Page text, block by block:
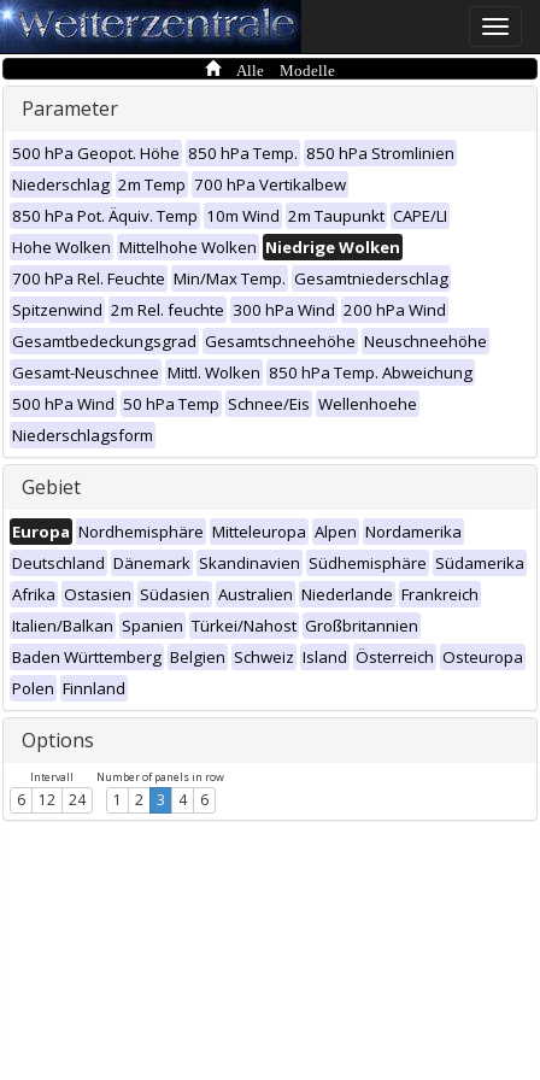
Toggle
Alle Modelle
Parameter
500 hPa Geopot. Höhe 850 hPa Temp. 850 hPa Stromlinien
Niederschlag 2m Temp 700 hPa Vertikalbew
850 hPa Pot. Äquiv. Temp 10m Wind 2m Taupunkt CAPE/LI
Hohe Wolken Mittelhohe Wolken Niedrige Wolken
700 hPa Rel. Feuchte Min/Max Temp. Gesamtniederschlag
Spitzenwind 2m Rel. feuchte 300 hPa Wind 200 hPa Wind
Gesamtbedeckungsgrad Gesamtschneehöhe Neuschneehöhe
Gesamt-Neuschnee Mittl. Wolken 850 hPa Temp. Abweichung
500 hPa Wind 50 hPa Temp Schnee/Eis Wellenhoehe
Niederschlagsform
Gebiet
Europa Nordhemisphäre Mitteleuropa Alpen Nordamerika
Deutschland Dänemark Skandinavien Südhemisphäre Südamerika
Afrika Ostasien Südasien Australien Niederlande Frankreich
Italien/Balkan Spanien Türkei/Nahost Großbritannien
Baden Württemberg Belgien Schweiz Island Österreich Osteuropa
Polen Finnland
Options
Intervall
6 12 24
Number of panels in row
1 2 3 4 6